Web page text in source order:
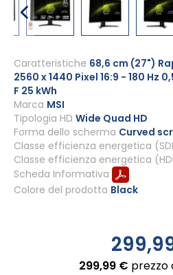
all'inizio
della
galleria
di
immagini
299,99 € prezzo
Marca MSI
Caratteristiche 68,6 cm (27")
2560 x 1440 Pixel 16:9 - 180 Hz
F 25 kWh
Colore del prodotto Black
Tipologia HD Wide Quad HD
Forma dello schermo Curved
Scheda Informativa
Classe efficienza energetica
Classe efficienza energetica